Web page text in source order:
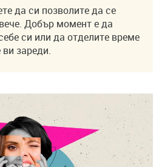
да си позволите да се
Добър момент е да
си или да отделите време
зареди.